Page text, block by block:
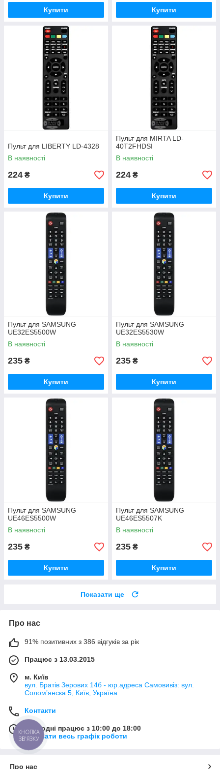
Купити Купити
Пульт для LIBERTY LD-4328
В наявності
224 ₴
Купити
Пульт для MIRTA LD-
40T2FHDSI
В наявності
224 ₴
Купити
Пульт для SAMSUNG
UE32ES5500W
В наявності
235 ₴
Купити
Пульт для SAMSUNG
UE32ES5530W
В наявності
235 ₴
Купити
Пульт для SAMSUNG
UE46ES5500W
В наявності
235 ₴
Купити
Пульт для SAMSUNG
UE46ES5507K
В наявності
235 ₴
Купити
Показати ще
Про нас
91% позитивних з 386 відгуків за рік
Працює з 13.03.2015
м. Київ
вул. Братів Зерових 14б - юр.адреса Самовивіз: вул.
Соломʼянска 5, Київ, Україна
Контакти
Сьогодні працює з 10:00 до 18:00
Показати весь графік роботи
Про нас
КНОПКА
ЗВ'ЯЗКУ